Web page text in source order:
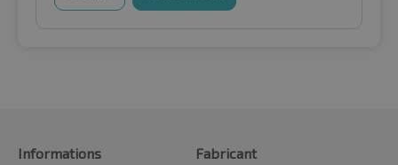
Informations
Fabricant